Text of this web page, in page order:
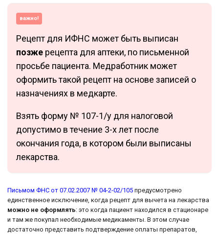
важно!
Рецепт для ИФНС может быть выписан
позже рецепта для аптеки, по письменной
просьбе пациента. Медработник может
оформить такой рецепт на основе записей о
назначениях в медкарте.
Взять форму № 107-1/у для налоговой
допустимо в течение 3-х лет после
окончания года, в котором были выписаны
лекарства.
Письмом ФНС от 07.02.2007 № 04-2-02/105 предусмотрено
единственное исключение, когда рецепт для вычета на лекарства
можно не оформлять: это когда пациент находился в стационаре
и там же покупал необходимые медикаменты. В этом случае
достаточно представить подтверждение оплаты препаратов,